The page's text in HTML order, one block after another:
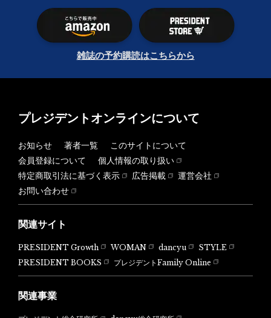
雑誌の予約購読はこちらから
プレジデントオンラインについて
お知らせ 著者一覧
このサイトについて
会員登録について
個人情報の取り扱い
特定商取引法に基づく表示
広告掲載
運営会社
お問い合わせ
関連サイト
PRESIDENT Growth WOMAN dancyu
STYLE
PRESIDENT BOOKS
プレジデントFamily Online
関連事業